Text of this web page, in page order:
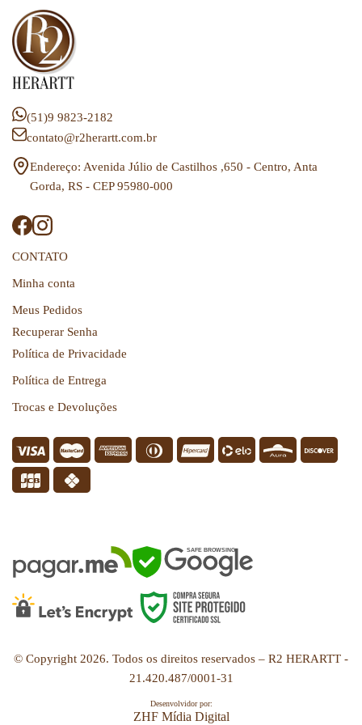
(51)9 9823-2182
contato@r2herartt.com.br
Endereço: Avenida Júlio de Castilhos ,650 - Centro, Anta
Gorda, RS - CEP 95980-000
CONTATO
Minha conta
Meus Pedidos
Recuperar Senha
Política de Privacidade
Política de Entrega
Trocas e Devoluções
SAFE BROWSING
© Copyright 2026. Todos os direitos reservados – R2 HERARTT -
21.420.487/0001-31
Desenvolvidor por:
ZHF Mídia Digital